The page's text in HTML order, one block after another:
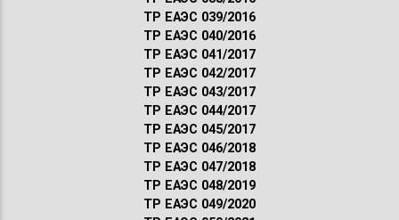
ТР ЕАЭС 039/2016
ТР ЕАЭС 040/2016
ТР ЕАЭС 041/2017
ТР ЕАЭС 042/2017
ТР ЕАЭС 043/2017
ТР ЕАЭС 044/2017
ТР ЕАЭС 045/2017
ТР ЕАЭС 046/2018
ТР ЕАЭС 047/2018
ТР ЕАЭС 048/2019
ТР ЕАЭС 049/2020